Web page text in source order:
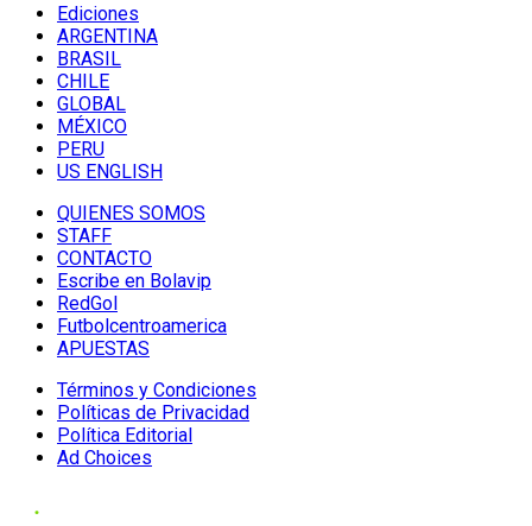
Ediciones
ARGENTINA
BRASIL
CHILE
GLOBAL
MÉXICO
PERU
US ENGLISH
QUIENES SOMOS
STAFF
CONTACTO
Escribe en Bolavip
RedGol
Futbolcentroamerica
APUESTAS
Términos y Condiciones
Políticas de Privacidad
Política Editorial
Ad Choices